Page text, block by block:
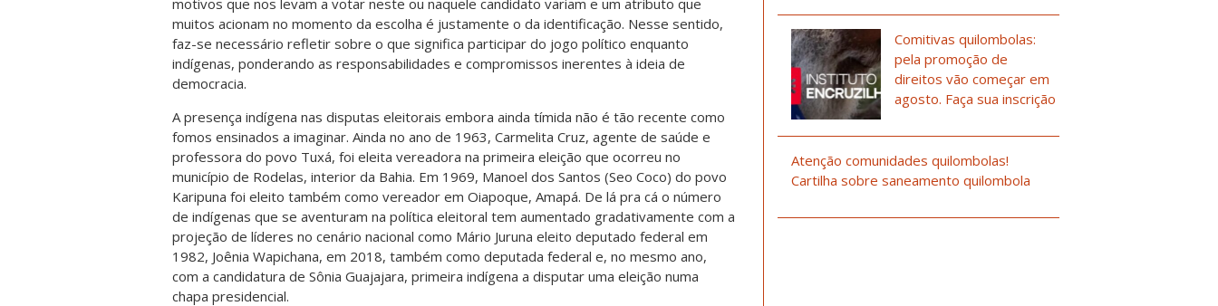
muitos acionam no momento da escolha é justamente o da identificação. Nesse sentido,
faz-se necessário refletir sobre o que significa participar do jogo político enquanto
indígenas, ponderando as responsabilidades e compromissos inerentes à ideia de
democracia.
A presença indígena nas disputas eleitorais embora ainda tímida não é tão recente como
fomos ensinados a imaginar. Ainda no ano de 1963, Carmelita Cruz, agente de saúde e
professora do povo Tuxá, foi eleita vereadora na primeira eleição que ocorreu no
município de Rodelas, interior da Bahia. Em 1969, Manoel dos Santos (Seo Coco) do povo
Karipuna foi eleito também como vereador em Oiapoque, Amapá. De lá pra cá o número
de indígenas que se aventuram na política eleitoral tem aumentado gradativamente com a
projeção de líderes no cenário nacional como Mário Juruna eleito deputado federal em
1982, Joênia Wapichana, em 2018, também como deputada federal e, no mesmo ano,
com a candidatura de Sônia Guajajara, primeira indígena a disputar uma eleição numa
chapa presidencial.
Comitivas quilombolas:
pela promoção de
direitos vão começar em
agosto. Faça sua inscrição
Atenção comunidades quilombolas!
Cartilha sobre saneamento quilombola